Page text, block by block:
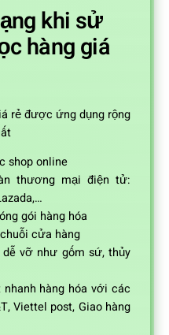
khi sử
hàng giá
rẻ được ứng dụng rộng
shop online
thương mại điện tử:
gói hàng hóa
cửa hàng
vỡ như gốm sứ, thủy
hàng hóa với các
Viettel post, Giao hàng